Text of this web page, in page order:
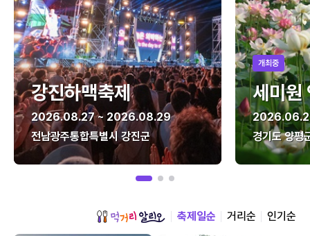
강진하맥축제
2026.08.27 ~ 2026.08.29
전남광주통합특별시 강진군
개최중
세미원
경기도 양평
축제일순 거리순 인기순